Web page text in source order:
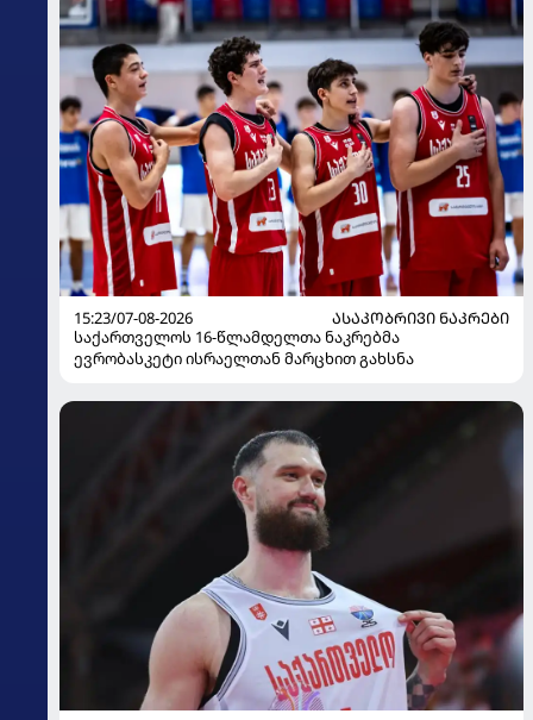
15:23/07-08-2026
ᲐᲡᲐᲙᲝᲑᲠᲘᲕᲘ ᲜᲐᲙᲠᲔᲑᲘ
საქართველოს 16-წლამდელთა ნაკრებმა
ევრობასკეტი ისრაელთან მარცხით გახსნა